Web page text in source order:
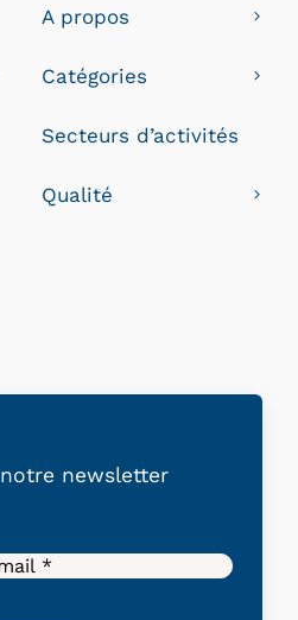
A propos
Catégories
Secteurs d’activités
Qualité
notre newsletter